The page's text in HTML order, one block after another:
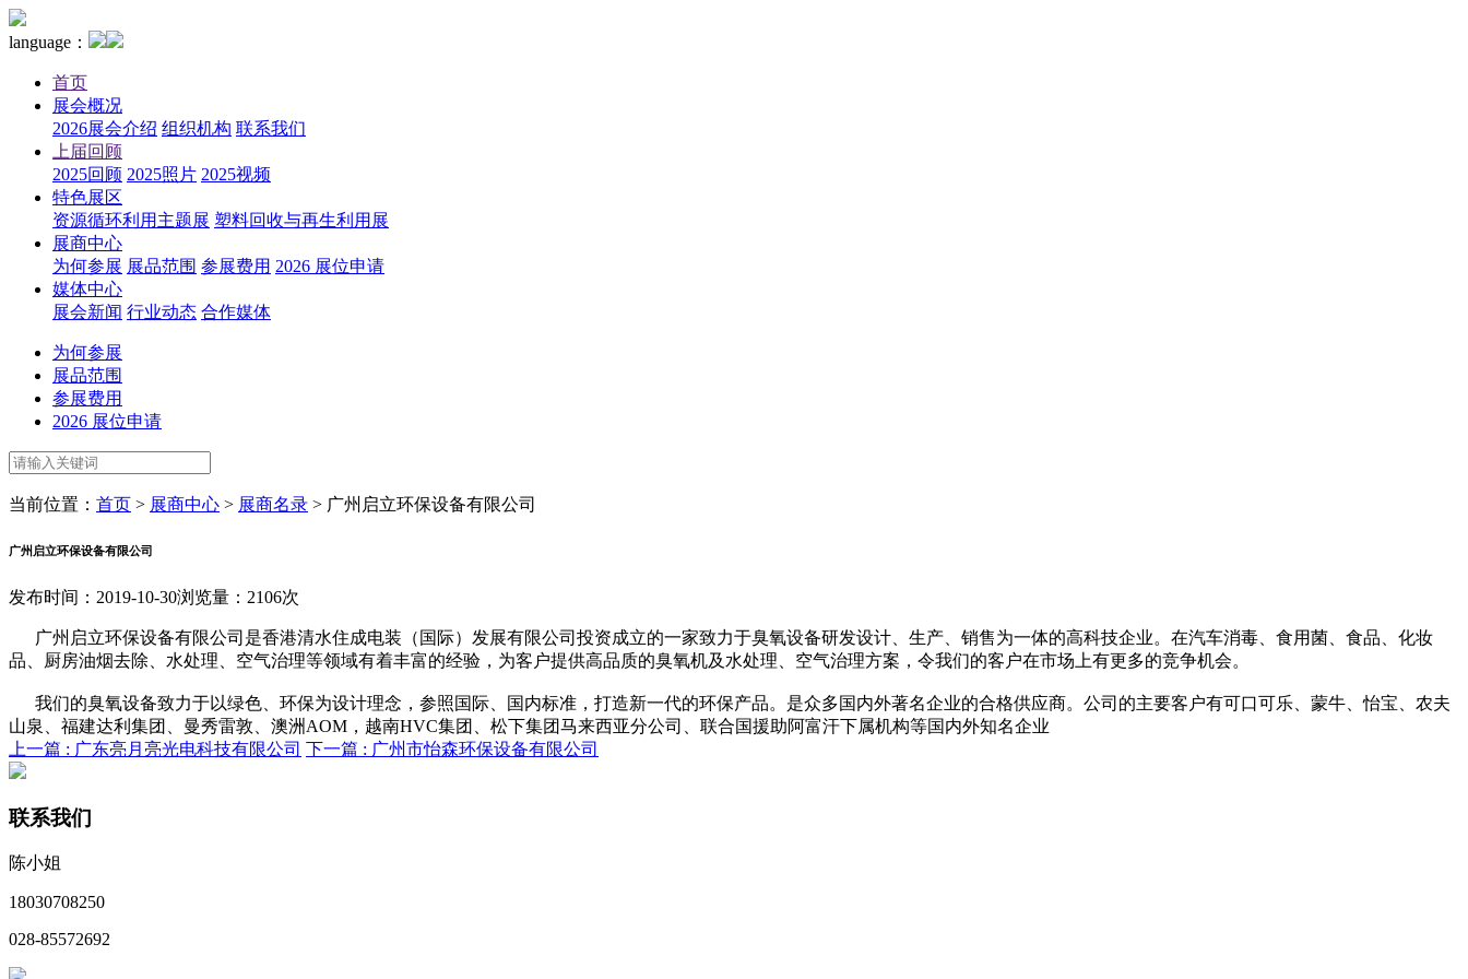
language：
首页
展会概况
2026展会介绍 组织机构 联系我们
上届回顾
2025回顾 2025照片 2025视频
特色展区
资源循环利用主题展 塑料回收与再生利用展
展商中心
为何参展 展品范围 参展费用 2026 展位申请
媒体中心
展会新闻 行业动态 合作媒体
为何参展
展品范围
参展费用
2026 展位申请
当前位置： 首页 > 展商中心 > 展商名录 > 广州启立环保设备有限公司
广州启立环保设备有限公司
发布时间：2019-10-30浏览量：2106次
广州启立环保设备有限公司是香港清水住成电装（国际）发展有限公司投资成立的一家致力于臭氧设备研发设计、生产、销售为一体的高科技企业。在汽车消毒、食用菌、食品、化妆
品、厨房油烟去除、水处理、空气治理等领域有着丰富的经验，为客户提供高品质的臭氧机及水处理、空气治理方案，令我们的客户在市场上有更多的竞争机会。
我们的臭氧设备致力于以绿色、环保为设计理念，参照国际、国内标准，打造新一代的环保产品。是众多国内外著名企业的合格供应商。公司的主要客户有可口可乐、蒙牛、怡宝、农夫
山泉、福建达利集团、曼秀雷敦、澳洲AOM，越南HVC集团、松下集团马来西亚分公司、联合国援助阿富汗下属机构等国内外知名企业
上一篇 : 广东亮月亮光电科技有限公司 下一篇 : 广州市怡森环保设备有限公司
联系我们
陈小姐
18030708250
028-85572692